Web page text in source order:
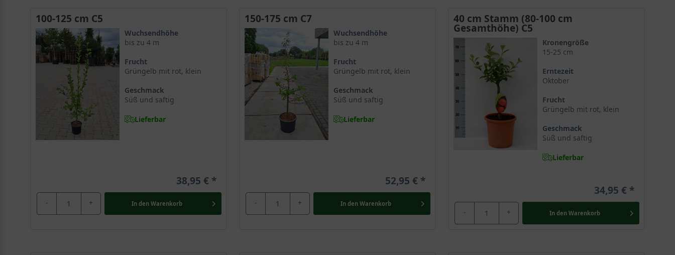
100-125 cm C5
Wuchsendhöhe
bis zu 4 m
Frucht
Grüngelb mit rot, klein
Geschmack
Süß und saftig
Lieferbar
38,95 €
- + In den Warenkorb
150-175 cm C7
Wuchsendhöhe
bis zu 4 m
Frucht
Grüngelb mit rot, klein
Geschmack
Süß und saftig
Lieferbar
52,95 €
- + In den Warenkorb
40 cm Stamm (80-100 cm
Gesamthöhe) C5
Kronengröße
15-25 cm
Erntezeit
Oktober
Frucht
Grüngelb mit rot, klein
Geschmack
Süß und saftig
Lieferbar
34,95 €
- + In den Warenkorb